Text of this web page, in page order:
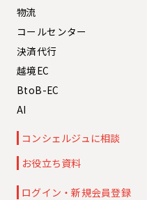
物流
コールセンター
決済代行
越境EC
BtoB-EC
AI
コンシェルジュに相談
お役立ち資料
ログイン・新規会員登録